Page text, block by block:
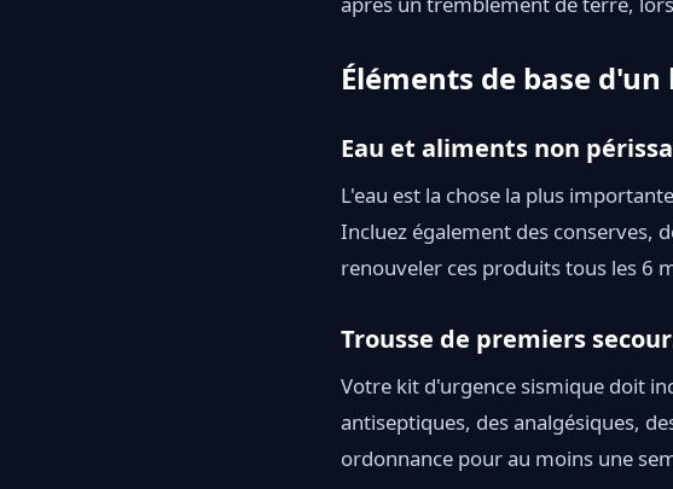
Éléments de base
Eau et aliments non
L'eau est la chose la plus
Incluez également des conserves,
renouveler ces produits tous les 6
Trousse de premiers
Votre kit d'urgence sismique doit
antiseptiques, des analgésiques,
ordonnance pour au moins une